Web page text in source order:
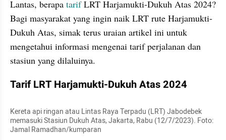
Lantas, berapa tarif LRT Harjamukti-Dukuh Atas 2024?
Bagi masyarakat yang ingin naik LRT rute Harjamukti-
Dukuh Atas, simak terus uraian artikel ini untuk
mengetahui informasi mengenai tarif perjalanan dan
stasiun yang dilaluinya.
Tarif LRT Harjamukti-Dukuh Atas 2024
Kereta api ringan atau Lintas Raya Terpadu (LRT) Jabodebek
memasuki Stasiun Dukuh Atas, Jakarta, Rabu (12/7/2023). Foto:
Jamal Ramadhan/kumparan